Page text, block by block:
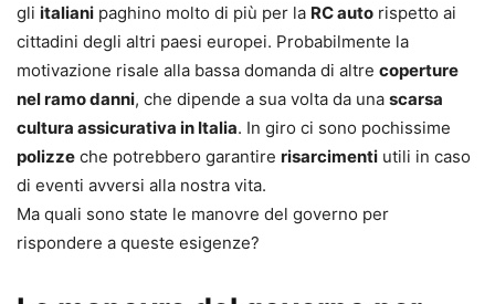
gli italiani paghino molto di più per la RC auto rispetto ai
cittadini degli altri paesi europei. Probabilmente la
motivazione risale alla bassa domanda di altre coperture
nel ramo danni, che dipende a sua volta da una scarsa
cultura assicurativa in Italia. In giro ci sono pochissime
polizze che potrebbero garantire risarcimenti utili in caso
di eventi avversi alla nostra vita.
Ma quali sono state le manovre del governo per
rispondere a queste esigenze?